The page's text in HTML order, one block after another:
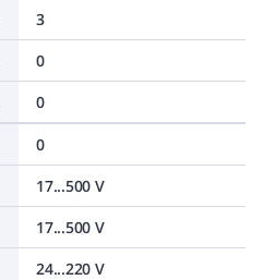
3
0
0
0
17...500 V
17...500 V
24...220 V